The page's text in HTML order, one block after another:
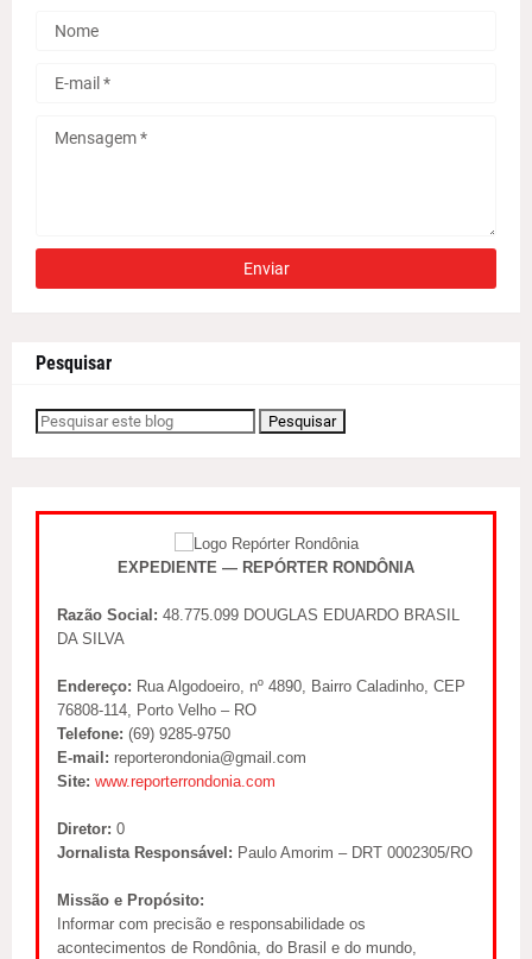
Pesquisar
EXPEDIENTE — REPÓRTER RONDÔNIA
Razão Social: 48.775.099 DOUGLAS EDUARDO BRASIL
DA SILVA
Endereço: Rua Algodoeiro, nº 4890, Bairro Caladinho, CEP
76808-114, Porto Velho – RO
Telefone: (69) 9285-9750
E-mail: reporterondonia@gmail.com
Site: www.reporterrondonia.com
Diretor: 0
Jornalista Responsável: Paulo Amorim – DRT 0002305/RO
Missão e Propósito:
Informar com precisão e responsabilidade os
acontecimentos de Rondônia, do Brasil e do mundo,